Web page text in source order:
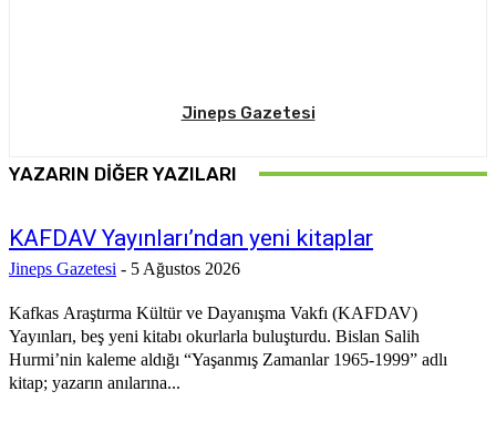
Jineps Gazetesi
YAZARIN DIĞER YAZILARI
KAFDAV Yayınları’ndan yeni kitaplar
Jineps Gazetesi - 5 Ağustos 2026
Kafkas Araştırma Kültür ve Dayanışma Vakfı (KAFDAV)
Yayınları, beş yeni kitabı okurlarla buluşturdu. Bislan Salih
Hurmi’nin kaleme aldığı “Yaşanmış Zamanlar 1965-1999” adlı
kitap; yazarın anılarına...